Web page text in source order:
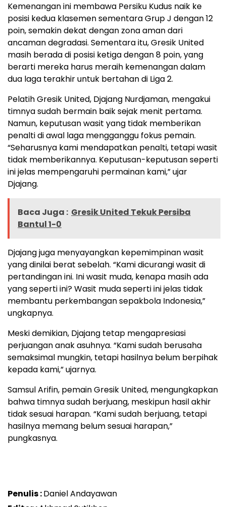
Kemenangan ini membawa Persiku Kudus naik ke
posisi kedua klasemen sementara Grup J dengan 12
poin, semakin dekat dengan zona aman dari
ancaman degradasi. Sementara itu, Gresik United
masih berada di posisi ketiga dengan 8 poin, yang
berarti mereka harus meraih kemenangan dalam
dua laga terakhir untuk bertahan di Liga 2.
Pelatih Gresik United, Djajang Nurdjaman, mengakui
timnya sudah bermain baik sejak menit pertama.
Namun, keputusan wasit yang tidak memberikan
penalti di awal laga mengganggu fokus pemain.
“Seharusnya kami mendapatkan penalti, tetapi wasit
tidak memberikannya. Keputusan-keputusan seperti
ini jelas mempengaruhi permainan kami,” ujar
Djajang.
Baca Juga : Gresik United Tekuk Persiba
Bantul 1-0
Djajang juga menyayangkan kepemimpinan wasit
yang dinilai berat sebelah. “Kami dicurangi wasit di
pertandingan ini. Ini wasit muda, kenapa masih ada
yang seperti ini? Wasit muda seperti ini jelas tidak
membantu perkembangan sepakbola Indonesia,”
ungkapnya.
Meski demikian, Djajang tetap mengapresiasi
perjuangan anak asuhnya. “Kami sudah berusaha
semaksimal mungkin, tetapi hasilnya belum berpihak
kepada kami,” ujarnya.
Samsul Arifin, pemain Gresik United, mengungkapkan
bahwa timnya sudah berjuang, meskipun hasil akhir
tidak sesuai harapan. “Kami sudah berjuang, tetapi
hasilnya memang belum sesuai harapan,”
pungkasnya.
Penulis :Daniel Andayawan